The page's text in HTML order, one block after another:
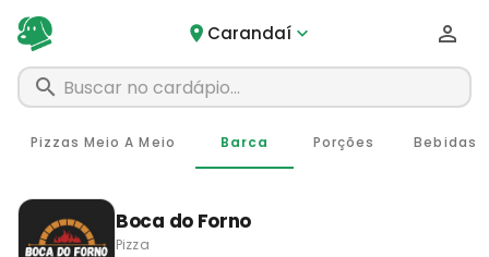
Carandaí
Boca do Forno
Pizza
Pizzas Meio A Meio Barca Porções Bebidas